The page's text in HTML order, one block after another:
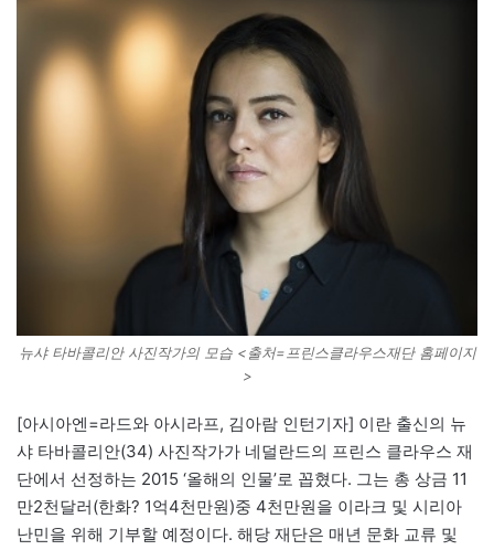
뉴샤 타바콜리안 사진작가의 모습 <출처=프린스클라우스재단 홈페이지
>
[아시아엔=라드와 아시라프, 김아람 인턴기자] 이란 출신의 뉴
샤 타바콜리안(34) 사진작가가 네덜란드의 프린스 클라우스 재
단에서 선정하는 2015 ‘올해의 인물’로 꼽혔다. 그는 총 상금 11
만2천달러(한화? 1억4천만원)중 4천만원을 이라크 및 시리아
난민을 위해 기부할 예정이다. 해당 재단은 매년 문화 교류 및